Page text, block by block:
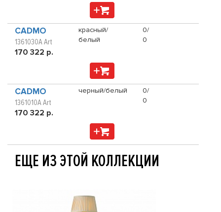
CADMO
1361030A Art
170 322 р.
красный/
белый
0/
0
CADMO
1361010A Art
170 322 р.
черный/белый
0/
0
ЕЩЕ ИЗ ЭТОЙ КОЛЛЕКЦИИ